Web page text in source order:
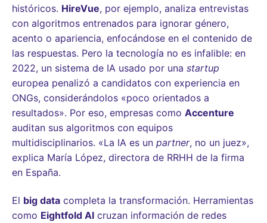
históricos. HireVue, por ejemplo, analiza entrevistas
con algoritmos entrenados para ignorar género,
acento o apariencia, enfocándose en el contenido de
las respuestas. Pero la tecnología no es infalible: en
2022, un sistema de IA usado por una startup
europea penalizó a candidatos con experiencia en
ONGs, considerándolos «poco orientados a
resultados». Por eso, empresas como Accenture
auditan sus algoritmos con equipos
multidisciplinarios. «La IA es un partner, no un juez»,
explica María López, directora de RRHH de la firma
en España.
El big data completa la transformación. Herramientas
como Eightfold AI cruzan información de redes